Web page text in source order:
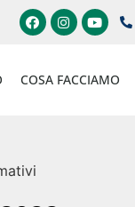
COSA FACCIAMO